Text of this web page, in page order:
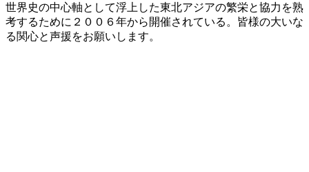
世界史の中心軸として浮上した東北アジアの繁栄と協力を熟
考するために２００６年から開催されている。皆様の大いな
る関心と声援をお願いします。